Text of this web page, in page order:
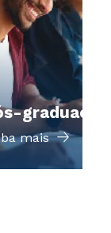
graduação
mais